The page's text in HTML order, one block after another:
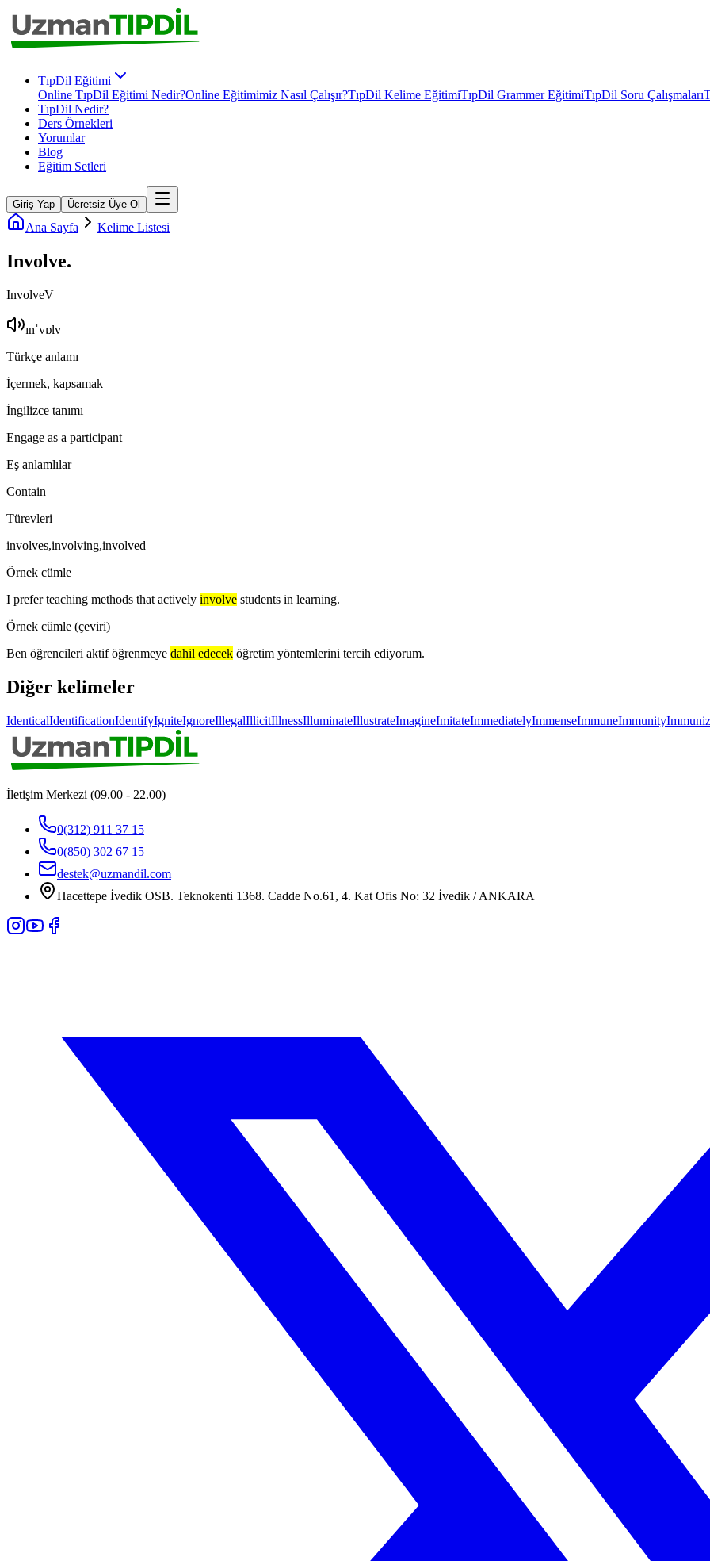
TıpDil Eğitimi
Online TıpDil Eğitimi Nedir?Online Eğitimimiz Nasıl Çalışır?TıpDil Kelime EğitimiTıpDil Grammer EğitimiTıpDil Soru Çalışmaları
TıpDil Nedir?
Ders Örnekleri
Yorumlar
Blog
Eğitim Setleri
Giriş Yap Ücretsiz Üye Ol
Ana Sayfa Kelime Listesi
Involve.
InvolveV
ɪnˈvɒlv
Türkçe anlamı
İçermek, kapsamak
İngilizce tanımı
Engage as a participant
Eş anlamlılar
Contain
Türevleri
involves,involving,involved
Örnek cümle
I prefer teaching methods that actively involve students in learning.
Örnek cümle (çeviri)
Ben öğrencileri aktif öğrenmeye dahil edecek öğretim yöntemlerini tercih ediyorum.
Diğer kelimeler
IdenticalIdentificationIdentifyIgniteIgnoreIllegalIllicitIllnessIlluminateIllustrateImagineImitateImmediatelyImmenseImmuneImmunity
İletişim Merkezi (09.00 - 22.00)
0(312) 911 37 15
0(850) 302 67 15
destek@uzmandil.com
Hacettepe İvedik OSB. Teknokenti 1368. Cadde No.61, 4. Kat Ofis No: 32 İvedik / ANKARA